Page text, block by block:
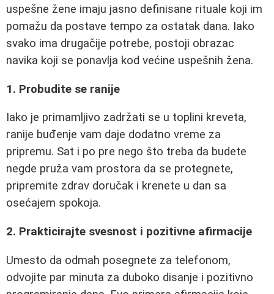
uspešne žene imaju jasno definisane rituale koji im
pomažu da postave tempo za ostatak dana. Iako
svako ima drugačije potrebe, postoji obrazac
navika koji se ponavlja kod većine uspešnih žena.
1. Probudite se ranije
Iako je primamljivo zadržati se u toplini kreveta,
ranije buđenje vam daje dodatno vreme za
pripremu. Sat i po pre nego što treba da budete
negde pruža vam prostora da se protegnete,
pripremite zdrav doručak i krenete u dan sa
osećajem spokoja.
2. Prakticirajte svesnost i pozitivne afirmacije
Umesto da odmah posegnete za telefonom,
odvojite par minuta za duboko disanje i pozitivno